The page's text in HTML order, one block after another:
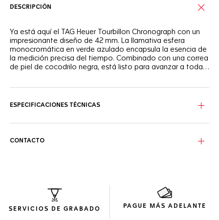
DESCRIPCIÓN
Ya está aquí el TAG Heuer Tourbillon Chronograph con un
impresionante diseño de 42 mm. La llamativa esfera
monocromática en verde azulado encapsula la esencia de
la medición precisa del tiempo. Combinado con una correa
de piel de cocodrilo negra, está listo para avanzar a toda
legibilidad con una estética deslumbrante.
unen para crear un reloj robusto y refinado.
ESPECIFICACIONES TÉCNICAS
CONTACTO
SERVICIOS DE GRABADO PAGUE MÁS ADELANTE